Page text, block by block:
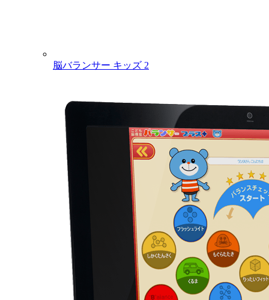
脳バランサー キッズ 2